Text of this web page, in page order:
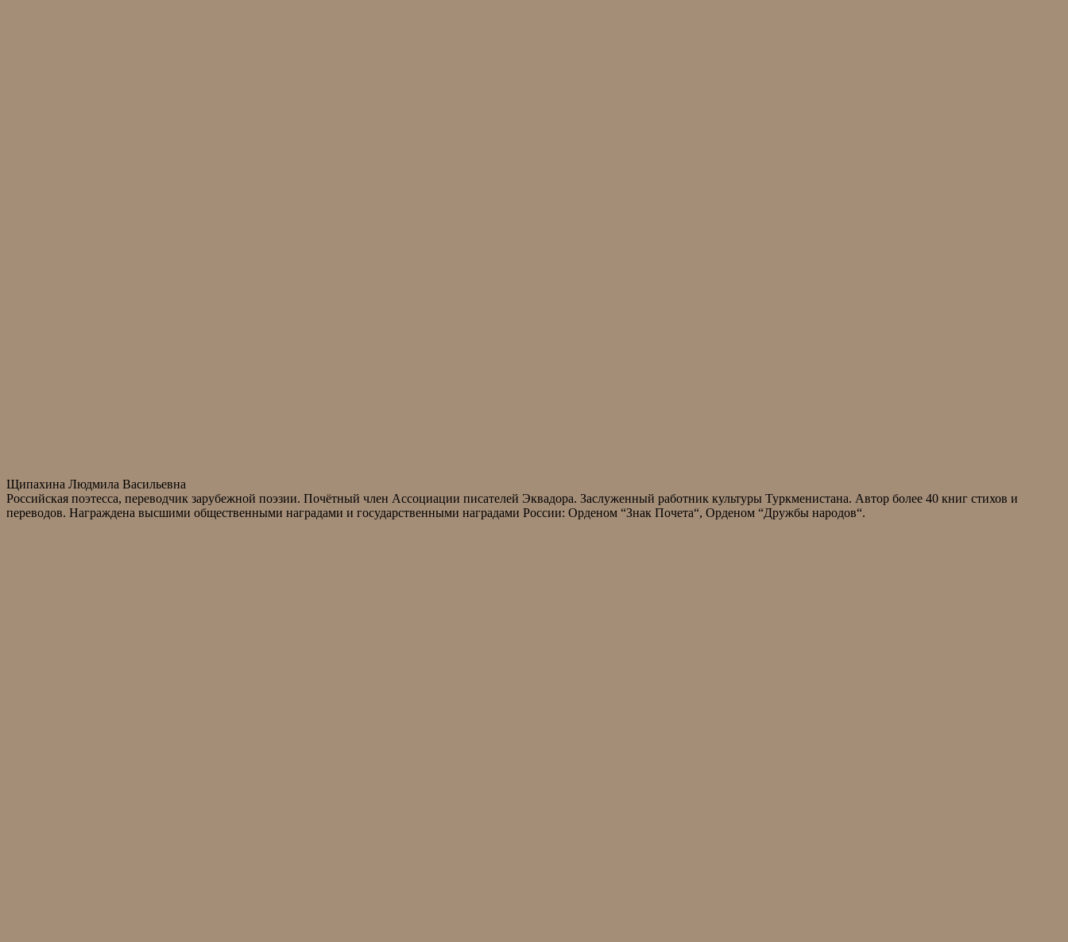
Щипахина Людмила Васильевна
Российская поэтесса, переводчик зарубежной поэзии. Почётный член Ассоциации писателей Эквадора. Заслуженный работник культуры Туркменистана. Автор более 40 книг стихов и
переводов. Награждена высшими общественными наградами и государственными наградами России: Орденом “Знак Почета“, Орденом “Дружбы народов“.